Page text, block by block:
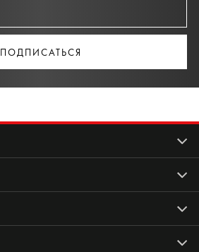
ПОДПИСАТЬСЯ